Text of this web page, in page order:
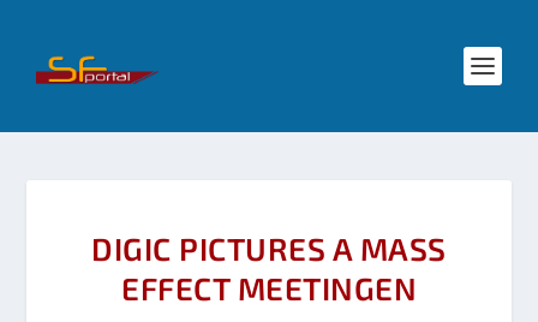
DIGIC PICTURES A MASS
EFFECT MEETINGEN